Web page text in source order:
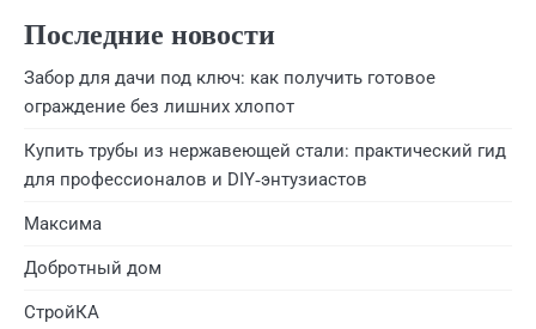
Последние новости
Забор для дачи под ключ: как получить готовое
ограждение без лишних хлопот
Купить трубы из нержавеющей стали: практический гид
для профессионалов и DIY‑энтузиастов
Максима
Добротный дом
СтройКА